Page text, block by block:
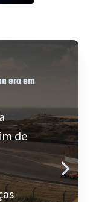
era em
de